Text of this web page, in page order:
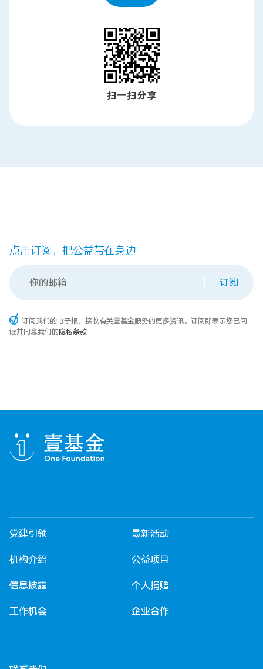
扫一扫分享
点击订阅，把公益带在身边
订阅
订阅我们的电子报，接收有关壹基金服务的更多资讯。订阅即表示您已阅
读并同意我们的隐私条款
党建引领
机构介绍
信息披露
工作机会
最新活动
公益项目
个人捐赠
企业合作